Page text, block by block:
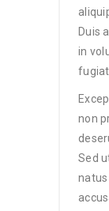
Duis
in
non
Sed